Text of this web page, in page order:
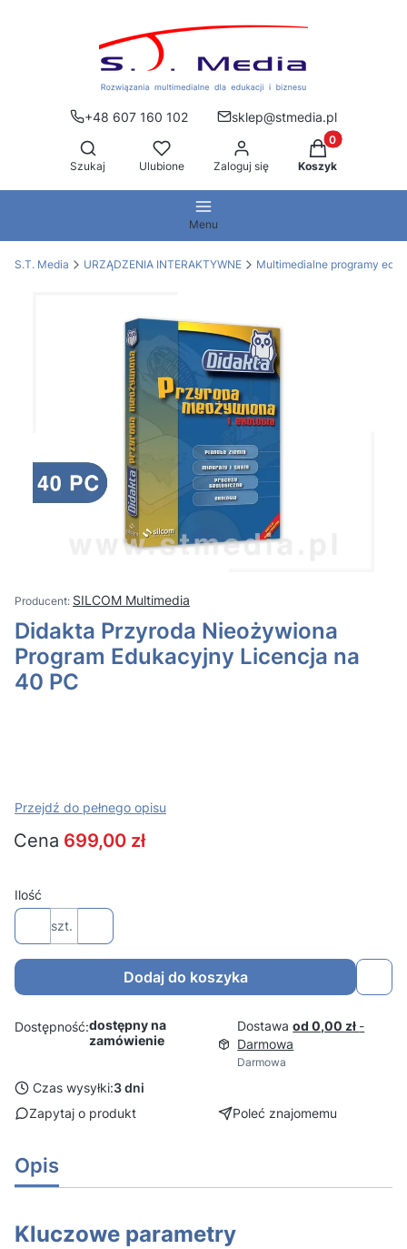
+48 607 160 102
sklep@stmedia.pl
Otwórz wyszukiwarkę
Szukaj Ulubione Zaloguj się
Produkty w
Koszyk
Menu
S.T. Media URZĄDZENIA INTERAKTYWNE Multimedialne programy
SILCOM Multimedia
Didakta Przyroda Nieożywiona
Program Edukacyjny Licencja na
40 PC
Przejdź do pełnego opisu
Cena 699,00 zł
Ilość
szt.
Dodaj do koszyka
Dostępność:dostępny na
zamówienie
Dostawaod 0,00 zł -
Darmowa
Darmowa
Czas wysyłki:3 dni
Zapytaj o produkt
Poleć znajomemu
Opis
Kluczowe parametry